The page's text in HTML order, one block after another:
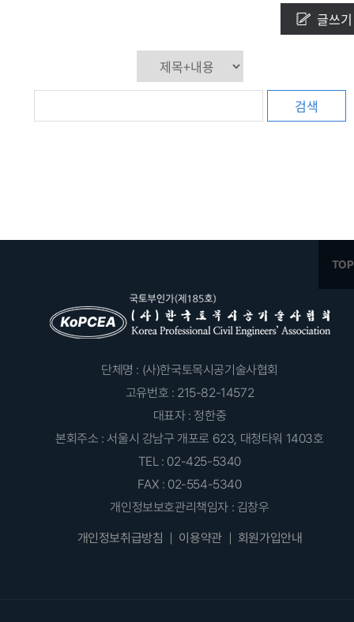
글쓰기
검색
단체명 : (사)한국토목시공기술사협회
고유번호 : 215-82-14572
대표자 : 정한중
본회주소 : 서울시 강남구 개포로 623, 대청타워 1403호
TEL : 02-425-5340
FAX : 02-554-5340
개인정보보호관리책임자 : 김창우
개인정보취급방침 이용약관 회원가입안내